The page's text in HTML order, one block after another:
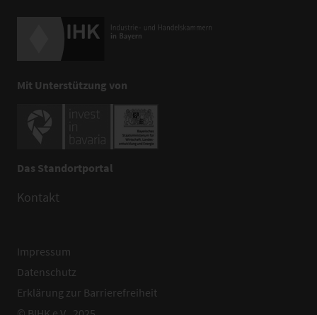
Mit Unterstützung von
Das Standortportal
Kontakt
Impressum
Datenschutz
Erklärung zur Barrierefreiheit